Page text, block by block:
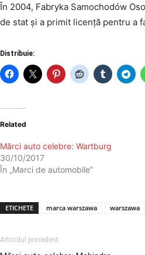
În 2004, Fabryka Samochodów
de stat și a primit licență pentru a
Distribuie:
Related
Mărci auto celebre: Wartburg
30/10/2017
În „Marci de automobile”
ETICHETE marca warszawa warszawa
Articolul precedent